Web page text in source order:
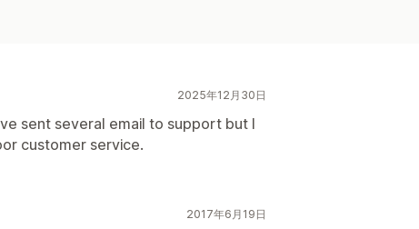
2025年12月30日
sent several email to support but I
customer service.
2017年6月19日